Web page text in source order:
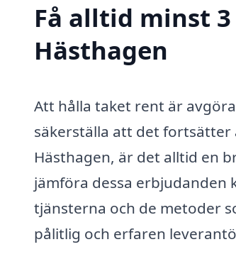
Få alltid minst
Hästhagen
Att hålla taket rent är
säkerställa att det
Hästhagen, är det alltid en
jämföra dessa erbjudanden
tjänsterna och de metoder
pålitlig och erfaren